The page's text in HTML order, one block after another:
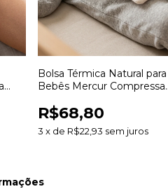
Bolsa Térmica Natural para
Bebês Mercur Compressa
R$68,80
3 x de R$22,93 sem juros